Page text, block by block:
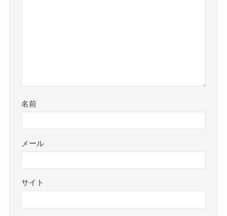
名前
メール
サイト